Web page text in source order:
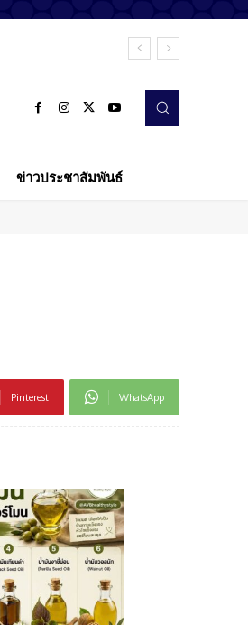
ข่าวประชาสัมพันธ์
Pinterest WhatsApp